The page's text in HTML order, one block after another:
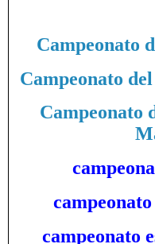
Campeonato
Campeonato
Campeonato
campeonato